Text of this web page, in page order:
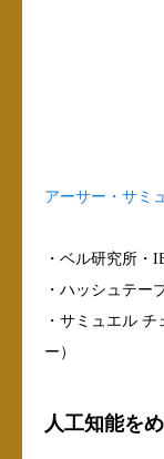
アーサー・サミ
・ベル研究所・
・ハッシュテー
・サミュエル チ
ー）
人工知能を